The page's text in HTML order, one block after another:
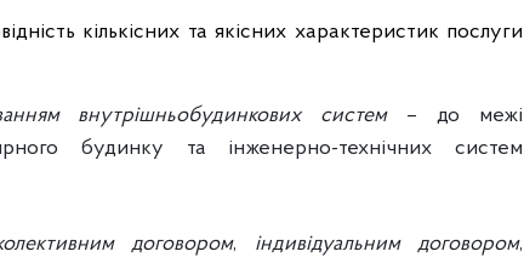
кількісних та якісних характеристик послуги
внутрішньобудинкових систем– до межі
будинку та інженерно-технічних систем
договором, індивідуальним договором,